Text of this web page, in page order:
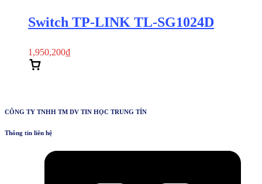
Switch TP-LINK TL-SG1024D
1,950,200₫
CÔNG TY TNHH TM DV TIN HỌC TRUNG TÍN
Thông tin liên hệ